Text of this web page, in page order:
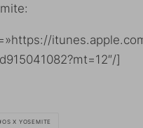
]
OS X YOSEMITE